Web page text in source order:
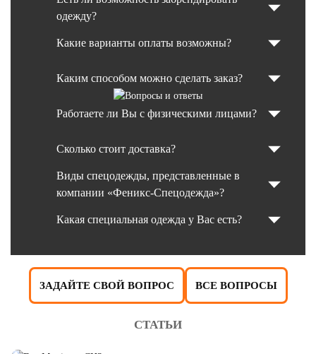
одежду?
Какие варианты оплаты возможны?
Каким способом можно сделать заказ?
Работаете ли Вы с физическими лицами?
Сколько стоит доставка?
Виды спецодежды, представленные в
компании «Феникс-Спецодежда»?
Какая специальная одежда у Вас есть?
ЗАДАЙТЕ СВОЙ ВОПРОС ВСЕ ВОПРОСЫ
СТАТЬИ